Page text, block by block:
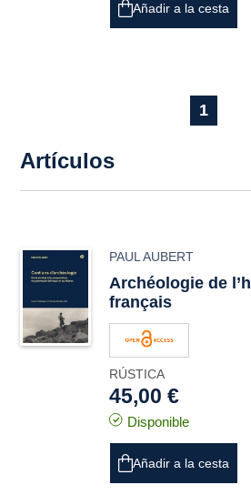
Añadir a la cesta
1
Artículos
PAUL AUBERT
Archéologie de
français
RÚSTICA
45,00 €
Disponible
Añadir a la cesta